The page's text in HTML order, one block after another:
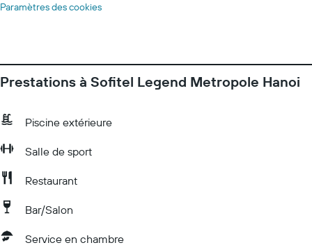
Paramètres des cookies
Prestations à Sofitel Legend Metropole Hanoi
Piscine extérieure
Salle de sport
Restaurant
Bar/Salon
Service en chambre